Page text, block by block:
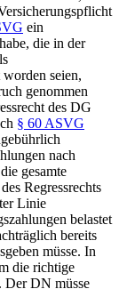
ein
die in der
seien,
genommen
des DG
§ 60 ASVG
nach
gesamte
Regressrechts
Linie
belastet
bereits
müsse. In
die richtige
Der DN müsse